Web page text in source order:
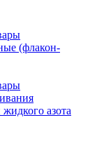
(флакон-
азота